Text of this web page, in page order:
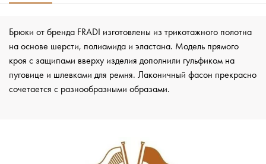
Брюки от бренда FRADI изготовлены из трикотажного полотна
на основе шерсти, полиамида и эластана. Модель прямого
кроя с защипами вверху изделия дополнили гульфиком на
пуговице и шлевками для ремня. Лаконичный фасон прекрасно
сочетается с разнообразными образами.